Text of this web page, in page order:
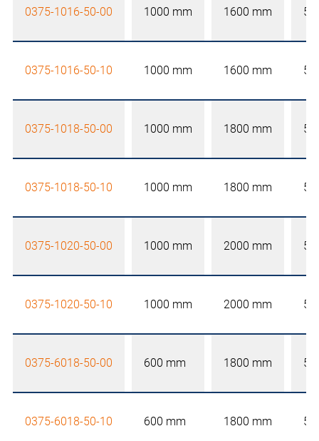
0375-1016-50-00 1000 mm 1600 mm
0375-1016-50-10 1000 mm 1600 mm
0375-1018-50-00 1000 mm 1800 mm
0375-1018-50-10 1000 mm 1800 mm
0375-1020-50-00 1000 mm 2000 mm
0375-1020-50-10 1000 mm 2000 mm
0375-6018-50-00 600 mm 1800 mm
0375-6018-50-10 600 mm 1800 mm